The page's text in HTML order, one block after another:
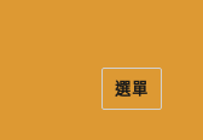
選單